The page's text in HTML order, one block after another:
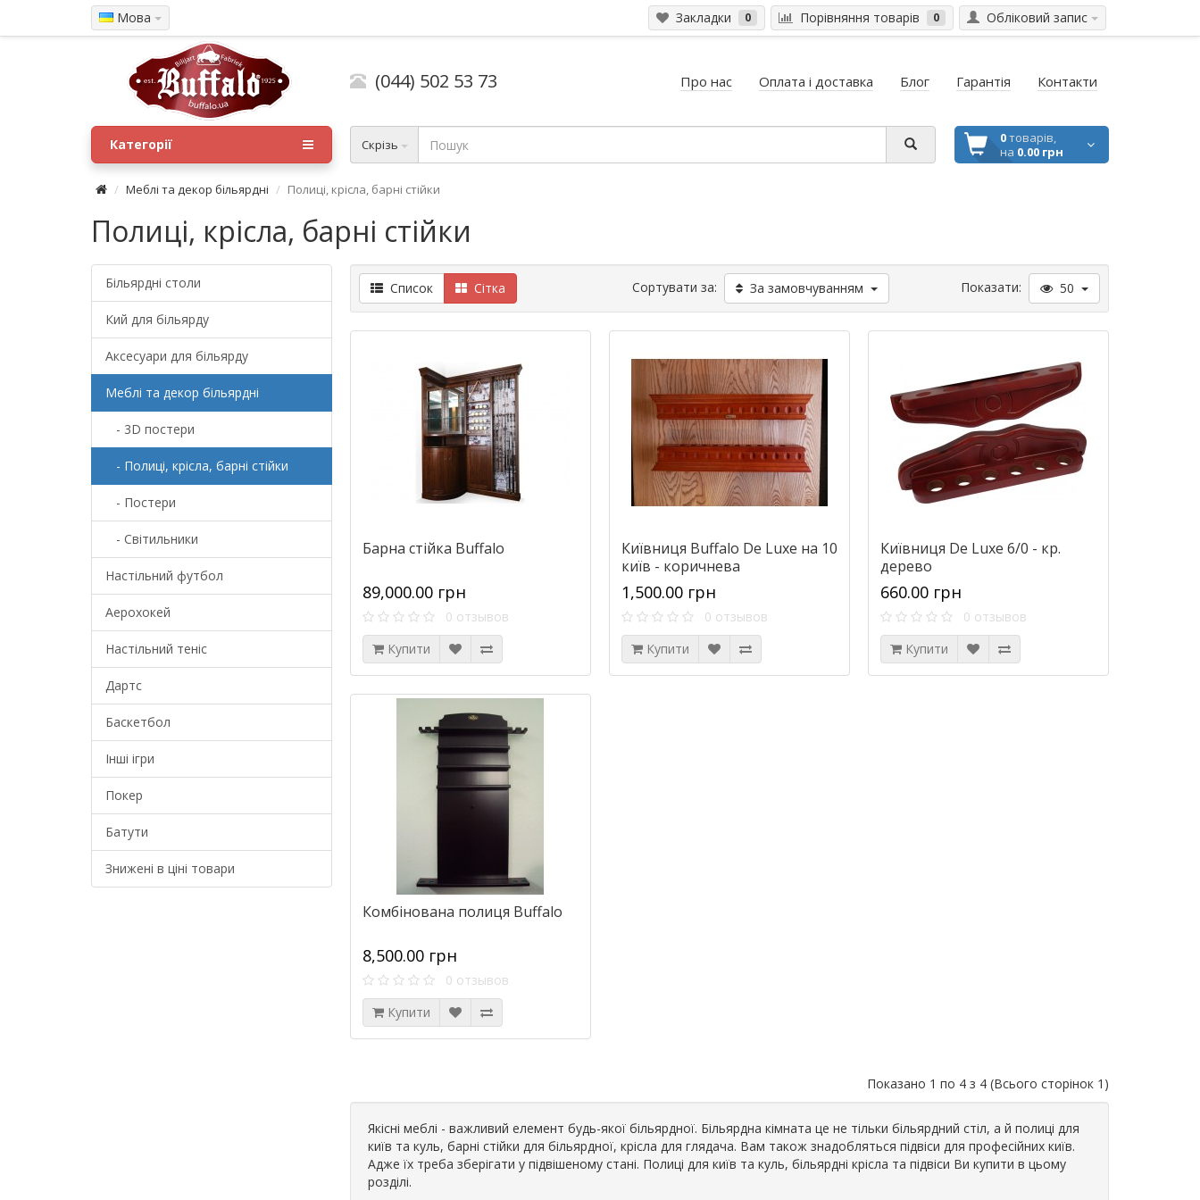
Мова Обліковий запис
Закладки 0 Порівняння товарів 0
(044) 502 53 73 Про нас Оплата і доставка Блог Гарантія Контакти
Скрізь 0товарів,
на 0.00 грн
Категорії
Меблі та декор більярдні Полиці, крісла, барні стійки
Полиці, крісла, барні стійки
Більярдні столи
Кий для більярду
Аксесуари для більярду
Меблі та декор більярдні
- 3D постери
- Полиці, крісла, барні стійки
- Постери
- Світильники
Настільний футбол
Аерохокей
Настільний теніс
Дартс
Баскетбол
Інші ігри
Покер
Батути
Знижені в ціні товари
Список Сітка Сортувати за: За замовчуванням Показати: 50
Барна стійка Buffalo
89,000.00 грн
0 отзывов
Купити
Київниця Buffalo De Luxe на 10
київ - коричнева
1,500.00 грн
0 отзывов
Купити
Київниця De Luxe 6/0 - кр.
дерево
660.00 грн
0 отзывов
Купити
Комбінована полиця Buffalo
8,500.00 грн
0 отзывов
Купити
Показано 1 по 4 з 4 (Всього сторінок 1)
Якісні меблі - важливий елемент будь-якої більярдної. Більярдна кімната це не тільки більярдний стіл, а й полиці для
київ та куль, барні стійки для більярдної, крісла для глядача. Вам також знадобляться підвіси для професійних київ.
Адже їх треба зберігати у підвішеному стані. Полиці для київ та куль, більярдні крісла та підвіси Ви купити в цьому
розділі.